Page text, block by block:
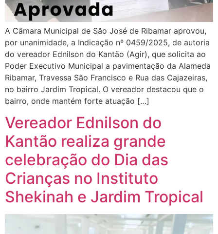
A Câmara Municipal de São José de Ribamar aprovou,
por unanimidade, a Indicação nº 0459/2025, de autoria
do vereador Ednilson do Kantão (Agir), que solicita ao
Poder Executivo Municipal a pavimentação da Alameda
Ribamar, Travessa São Francisco e Rua das Cajazeiras,
no bairro Jardim Tropical. O vereador destacou que o
bairro, onde mantém forte atuação […]
Vereador Ednilson do
Kantão realiza grande
celebração do Dia das
Crianças no Instituto
Shekinah e Jardim Tropical